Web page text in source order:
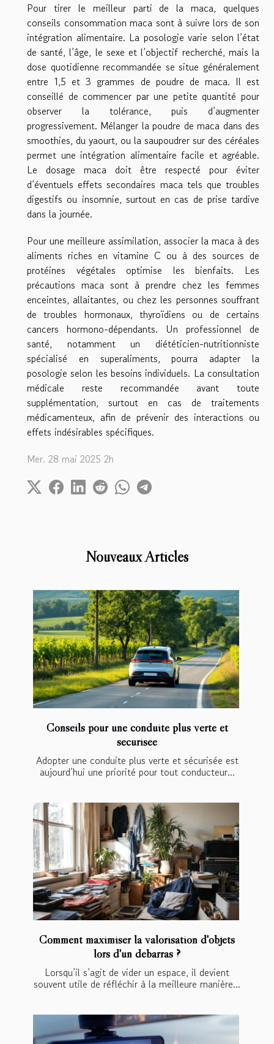
Nouveaux Articles
Conseils pour une conduite plus verte et
sécurisée
Adopter une conduite plus verte et sécurisée est
aujourd’hui une priorité pour tout conducteur...
Comment maximiser la valorisation d'objets
lors d'un débarras ?
Lorsqu’il s’agit de vider un espace, il devient
souvent utile de réfléchir à la meilleure manière...
Pour tirer le meilleur parti de la maca, quelques
conseils consommation maca sont à suivre lors de son
intégration alimentaire. La posologie varie selon l’état
de santé, l’âge, le sexe et l’objectif recherché, mais la
dose quotidienne recommandée se situe généralement
entre 1,5 et 3 grammes de poudre de maca. Il est
conseillé de commencer par une petite quantité pour
observer la tolérance, puis d’augmenter
progressivement. Mélanger la poudre de maca dans des
smoothies, du yaourt, ou la saupoudrer sur des céréales
permet une intégration alimentaire facile et agréable.
Le dosage maca doit être respecté pour éviter
d’éventuels effets secondaires maca tels que troubles
digestifs ou insomnie, surtout en cas de prise tardive
dans la journée.
Pour une meilleure assimilation, associer la maca à des
aliments riches en vitamine C ou à des sources de
protéines végétales optimise les bienfaits. Les
précautions maca sont à prendre chez les femmes
enceintes, allaitantes, ou chez les personnes souffrant
de troubles hormonaux, thyroïdiens ou de certains
cancers hormono-dépendants. Un professionnel de
santé, notamment un diététicien-nutritionniste
spécialisé en superaliments, pourra adapter la
posologie selon les besoins individuels. La consultation
médicale reste recommandée avant toute
supplémentation, surtout en cas de traitements
médicamenteux, afin de prévenir des interactions ou
effets indésirables spécifiques.
Mer. 28 mai 2025 2h